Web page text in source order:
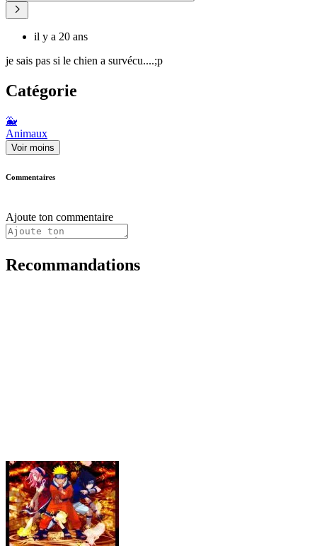
il y a 20 ans
je sais pas si le chien a survécu....;p
Catégorie
🐳
Animaux
Voir moins
Commentaires
Ajoute ton commentaire
Recommandations